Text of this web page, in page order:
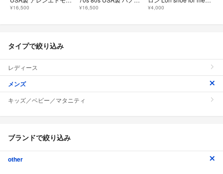
¥16,500 ¥16,500 ¥4,000
タイプで絞り込み
レディース
メンズ
キッズ／ベビー／マタニティ
ブランドで絞り込み
other